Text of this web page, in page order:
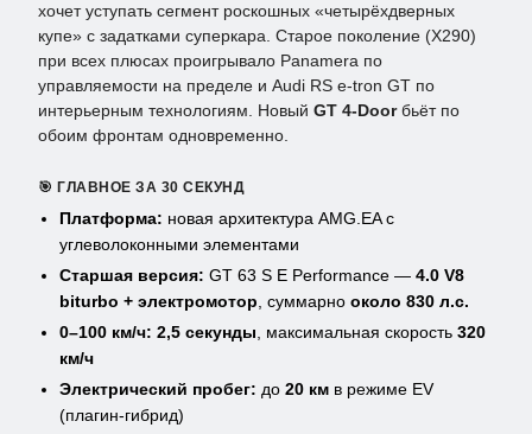
хочет уступать сегмент роскошных «четырёхдверных
купе» с задатками суперкара. Старое поколение (X290)
при всех плюсах проигрывало Panamera по
управляемости на пределе и Audi RS e-tron GT по
интерьерным технологиям. Новый GT 4-Doorбьёт по
обоим фронтам одновременно.
🎯 ГЛАВНОЕ ЗА 30 СЕКУНД
Платформа: новая архитектура AMG.EA с
углеволоконными элементами
Старшая версия: GT 63 S E Performance — 4.0 V8
biturbo + электромотор, суммарно около 830 л.с.
0–100 км/ч: 2,5 секунды, максимальная скорость 320
км/ч
Электрический пробег: до 20 км в режиме EV
(плагин-гибрид)